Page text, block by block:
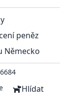
peněz
Německo
Hlídat